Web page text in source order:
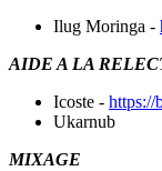
Ilug Moringa -
AIDE A LA
Icoste - https://
Ukarnub
MIXAGE